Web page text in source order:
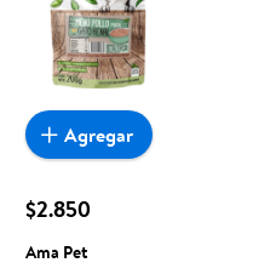
$2.850
Ama Pet
Agregar